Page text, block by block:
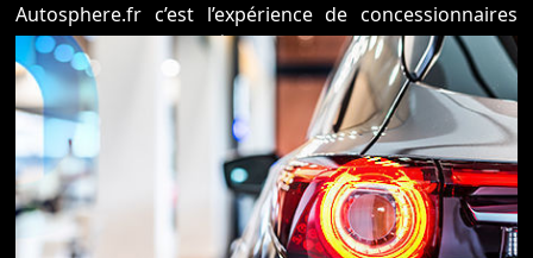
Autosphere.fr c’est l’expérience de concessionnaires
reconnus parmi un réseau de 250 concessions, avec
plus de 14 000 voitures dans toute la France.
Plus qu’une voiture d’occasion en parfait état et
garantie, Autosphere.fr vous accompagne dans le
financement de votre auto comme dans la reprise de
votre ancien véhicule.
Surtout, nos véhicules révisés et immédiatement
disponibles sont garantis satisfait ou remboursé !